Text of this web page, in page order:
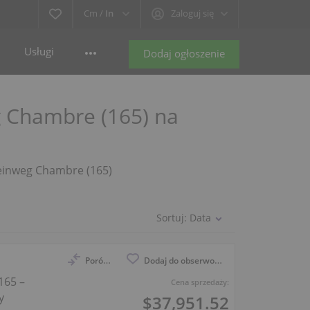
Cm / In Zaloguj się
Dodaj ogłoszenie
Usługi
(165) na
Chambre (165)
Sortuj: Data
Porównaj Dodaj do obserwowanych
Cena sprzedaży:
$37,951.52
–